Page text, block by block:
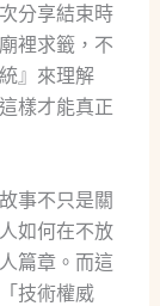
分享結束時
裡求籤，不
』來理解
樣才能真正
事不只是關
如何在不放
篇章。而這
技術權威